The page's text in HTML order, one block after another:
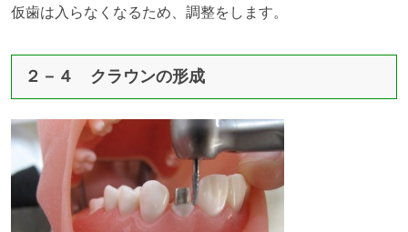
仮歯は入らなくなるため、調整をします。
２－４ クラウンの形成